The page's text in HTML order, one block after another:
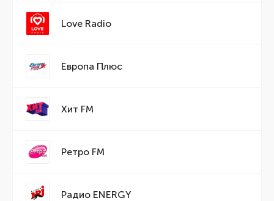
Love Radio
Европа Плюс
Хит FM
Ретро FM
Радио ENERGY